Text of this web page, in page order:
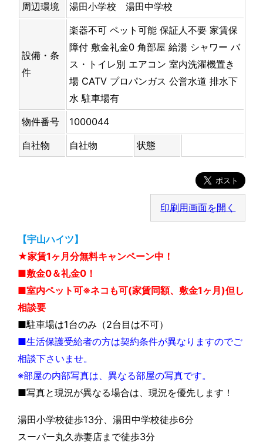
周辺環境 湯田小学校 湯田中学校
設備・条
件
楽器不可 ペット可能 保証人不要 家賃保
障付 敷金礼金0 角部屋 給湯 シャワー バ
ス・トイレ別 エアコン 室内洗濯機置き
場 CATV プロパンガス 公営水道 排水下
水 駐車場有
物件番号
1000044
自社物
自社物 状態
印刷用画面を開く
【宇山ハイツ】
★家賃1ヶ月分無料キャンペーン中！
■敷金0＆礼金0！
■室内ペット可※ネコも可(家賃同額、敷金1ヶ月)但し
相談要
■駐車場は1台のみ（2台目は不可）
■生活保護受給者の方は契約条件が異なりますのでご
相談下さいませ。
※部屋の内部写真は、異なる部屋の写真です。
■写真と現況が異なる場合は、現況を優先します！
湯田小学校徒歩13分、湯田中学校徒歩6分
スーパー丸久赤妻店まで徒歩3分